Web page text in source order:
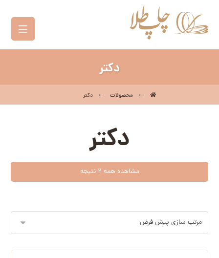
دکتر
محصولات دکتر
دکتر
مشاهده همه 2 نتیجه